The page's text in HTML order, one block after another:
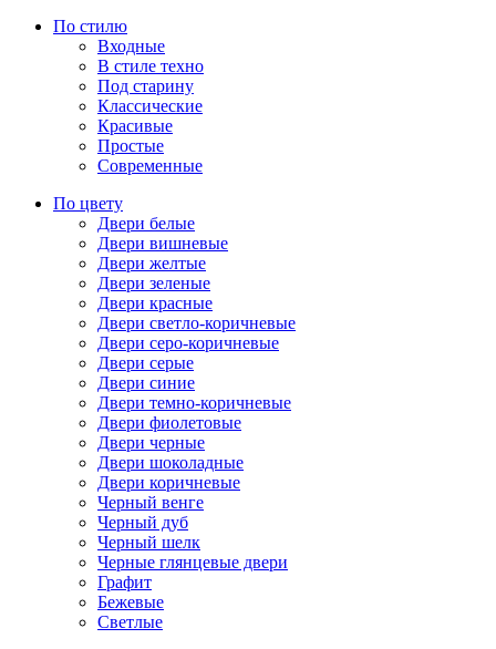
По стилю
Входные
В стиле техно
Под старину
Классические
Красивые
Простые
Современные
По цвету
Двери белые
Двери вишневые
Двери желтые
Двери зеленые
Двери красные
Двери светло-коричневые
Двери серо-коричневые
Двери серые
Двери синие
Двери темно-коричневые
Двери фиолетовые
Двери черные
Двери шоколадные
Двери коричневые
Черный венге
Черный дуб
Черный шелк
Черные глянцевые двери
Графит
Бежевые
Светлые